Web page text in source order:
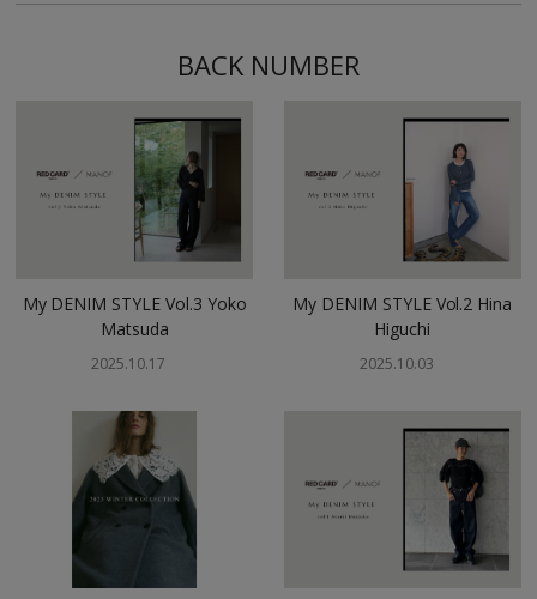
BACK NUMBER
My DENIM STYLE Vol.3 Yoko
Matsuda
2025.10.17
My DENIM STYLE Vol.2 Hina
Higuchi
2025.10.03